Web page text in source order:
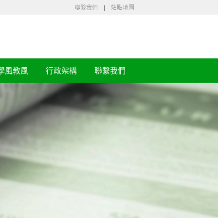
聯繫我們 | 站點地圖
風教風 行政架構 聯繫我們